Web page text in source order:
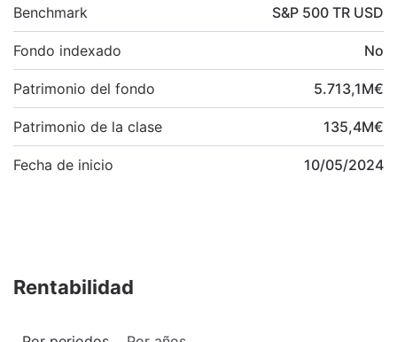
Benchmark S&P 500 TR USD
Fondo indexado No
Patrimonio del fondo 5.713,1M€
Patrimonio de la clase 135,4M€
Fecha de inicio 10/05/2024
Rentabilidad